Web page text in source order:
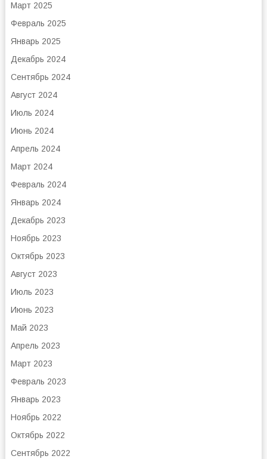
Март 2025
Февраль 2025
Январь 2025
Декабрь 2024
Сентябрь 2024
Август 2024
Июль 2024
Июнь 2024
Апрель 2024
Март 2024
Февраль 2024
Январь 2024
Декабрь 2023
Ноябрь 2023
Октябрь 2023
Август 2023
Июль 2023
Июнь 2023
Май 2023
Апрель 2023
Март 2023
Февраль 2023
Январь 2023
Ноябрь 2022
Октябрь 2022
Сентябрь 2022